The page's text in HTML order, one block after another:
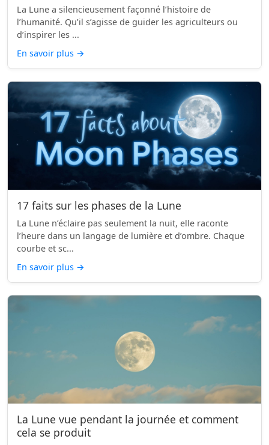
La Lune a silencieusement façonné l’histoire de
l’humanité. Qu’il s’agisse de guider les agriculteurs ou
d’inspirer les ...
En savoir plus →
17 faits sur les phases de la Lune
La Lune n’éclaire pas seulement la nuit, elle raconte
l’heure dans un langage de lumière et d’ombre. Chaque
courbe et sc...
En savoir plus →
La Lune vue pendant la journée et comment
cela se produit